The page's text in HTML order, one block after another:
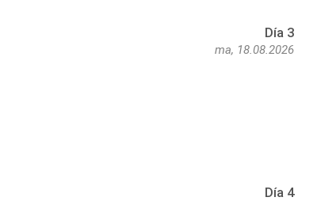
Día 3
ma, 18.08.2026
Día 4